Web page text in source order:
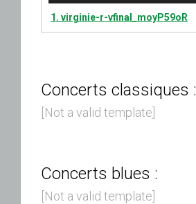
1. virginie-r-vfinal_moyP59oR
Concerts classiques :
[Not a valid template]
Concerts blues :
[Not a valid template]